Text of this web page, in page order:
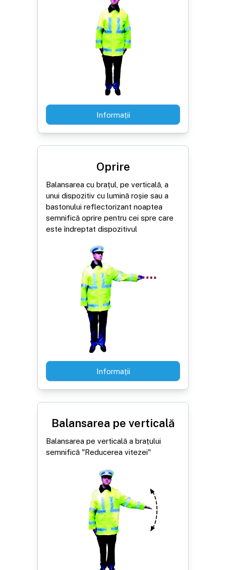
Informații
Oprire
Balansarea cu brațul, pe verticală, a
unui dispozitiv cu lumină roșie sau a
bastonului reflectorizant noaptea
semnifică oprire pentru cei spre care
este îndreptat dispozitivul
Informații
Balansarea pe verticală
Balansarea pe verticală a brațului
semnifică "Reducerea vitezei"